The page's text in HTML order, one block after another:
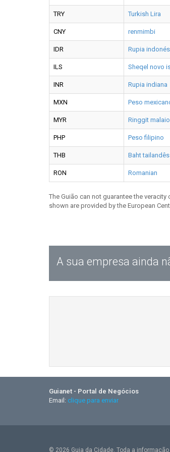
TRY Turkish Lira
CNY renmimbi
IDR Rupia
ILS Sheqel novo
INR Rupia indiana
MXN Peso
MYR Ringgit malaio
PHP Peso filipino
THB Baht tailandês
RON Romanian
The Guião can not guarantee the
shown are provided by the European
A sua empresa ainda
Guianet - Portal de Negócios
Email: clique para enviar
© 2026 Guia da Cidade. Toda a